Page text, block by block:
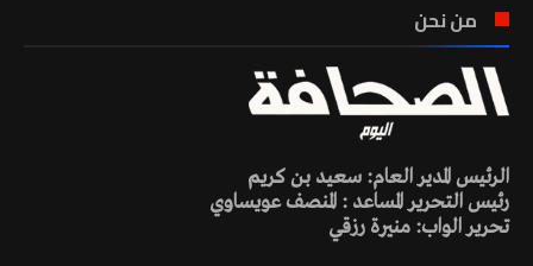
من نحن
الرئيس المدير العام: سعيد بن كريم
رئيس التحرير المساعد : المنصف عويساوي
تحرير الواب: منيرة رزقي